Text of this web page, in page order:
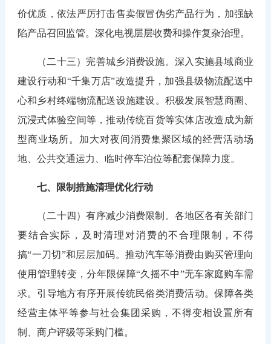
价优质，依法严厉打击售卖假冒伪劣产品行为，加强缺
陷产品召回监管。深化电视层层收费和操作复杂治理。
（二十三）完善城乡消费设施。深入实施县域商业
建设行动和“千集万店”改造提升，加强县级物流配送中
心和乡村终端物流配送设施建设。积极发展智慧商圈、
沉浸式体验空间等，推动传统百货等实体店改造成为新
型商业场所。加大对夜间消费集聚区域的经营活动场
地、公共交通运力、临时停车泊位等配套保障力度。
七、限制措施清理优化行动
（二十四）有序减少消费限制。各地区各有关部门
要结合实际，及时清理对消费的不合理限制，不得
搞“一刀切”和层层加码。推动汽车等消费由购买管理向
使用管理转变，分年限保障“久摇不中”无车家庭购车需
求。引导地方有序开展传统民俗类消费活动。保障各类
经营主体平等参与社会集团采购，不得变相设置所有
制、商户评级等采购门槛。